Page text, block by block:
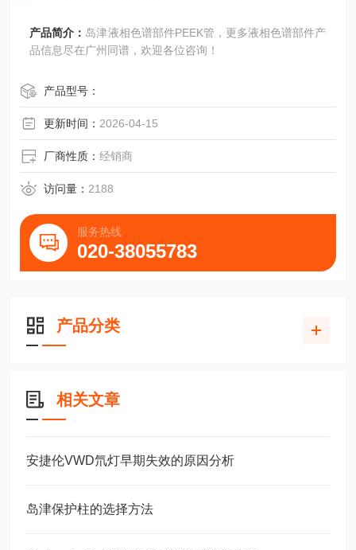
产品简介： 岛津液相色谱部件PEEK管，更多液相色谱部件产
品信息尽在广州同谱，欢迎各位咨询！
产品型号：
更新时间： 2026-04-15
厂商性质：经销商
访问量： 2188
服务热线
020-38055783
产品分类
相关文章
安捷伦VWD氘灯早期失效的原因分析
岛津保护柱的选择方法